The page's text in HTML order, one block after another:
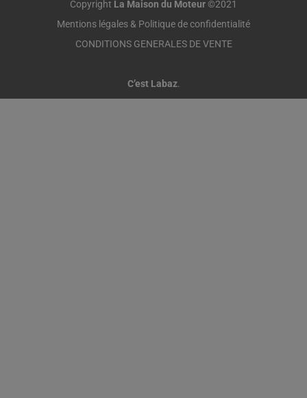
Copyright La Maison du Moteur©2021
Mentions légales & Politique de confidentialité
CONDITIONS GENERALES DE VENTE
C’est Labaz.